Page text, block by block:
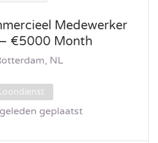
Medewerker
– €5000 Month
NL
Loondienst
geplaatst